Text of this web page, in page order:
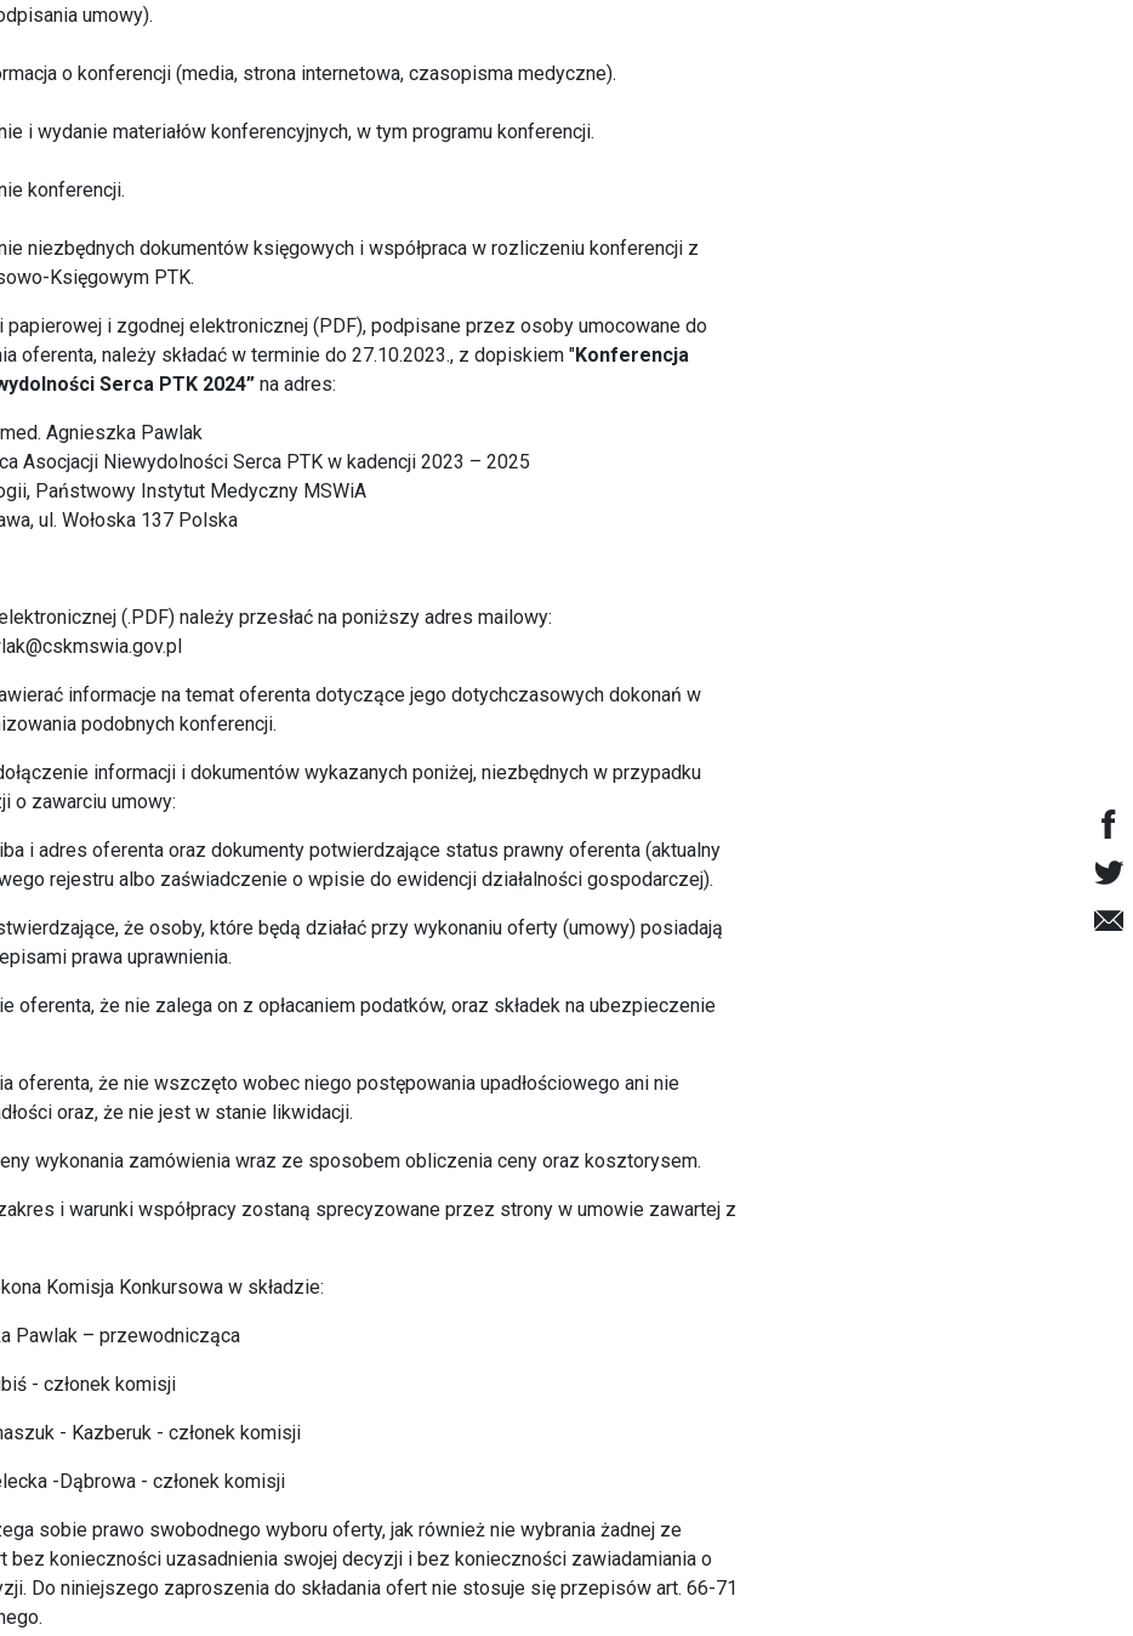
umowy).
o konferencji (media, strona internetowa, czasopisma medyczne).
i wydanie materiałów konferencyjnych, w tym programu konferencji.
konferencji.
niezbędnych dokumentów księgowych i współpraca w rozliczeniu konferencji z
Księgowym PTK.
papierowej i zgodnej elektronicznej (PDF), podpisane przez osoby umocowane do
oferenta, należy składać w terminie do 27.10.2023., z dopiskiem "Konferencja
Serca PTK 2024” na adres:
Agnieszka Pawlak
Asocjacji Niewydolności Serca PTK w kadencji 2023 – 2025
Państwowy Instytut Medyczny MSWiA
ul. Wołoska 137 Polska
(.PDF) należy przesłać na poniższy adres mailowy:
informacje na temat oferenta dotyczące jego dotychczasowych dokonań w
podobnych konferencji.
informacji i dokumentów wykazanych poniżej, niezbędnych w przypadku
o zawarciu umowy:
i adres oferenta oraz dokumenty potwierdzające status prawny oferenta (aktualny
rejestru albo zaświadczenie o wpisie do ewidencji działalności gospodarczej).
że osoby, które będą działać przy wykonaniu oferty (umowy) posiadają
prawa uprawnienia.
oferenta, że nie zalega on z opłacaniem podatków, oraz składek na ubezpieczenie
oferenta, że nie wszczęto wobec niego postępowania upadłościowego ani nie
oraz, że nie jest w stanie likwidacji.
wykonania zamówienia wraz ze sposobem obliczenia ceny oraz kosztorysem.
i warunki współpracy zostaną sprecyzowane przez strony w umowie zawartej z
Komisja Konkursowa w składzie:
Pawlak – przewodnicząca
- członek komisji
- Kazberuk - członek komisji
-Dąbrowa - członek komisji
sobie prawo swobodnego wyboru oferty, jak również nie wybrania żadnej ze
bez konieczności uzasadnienia swojej decyzji i bez konieczności zawiadamiania o
Do niniejszego zaproszenia do składania ofert nie stosuje się przepisów art. 66-71